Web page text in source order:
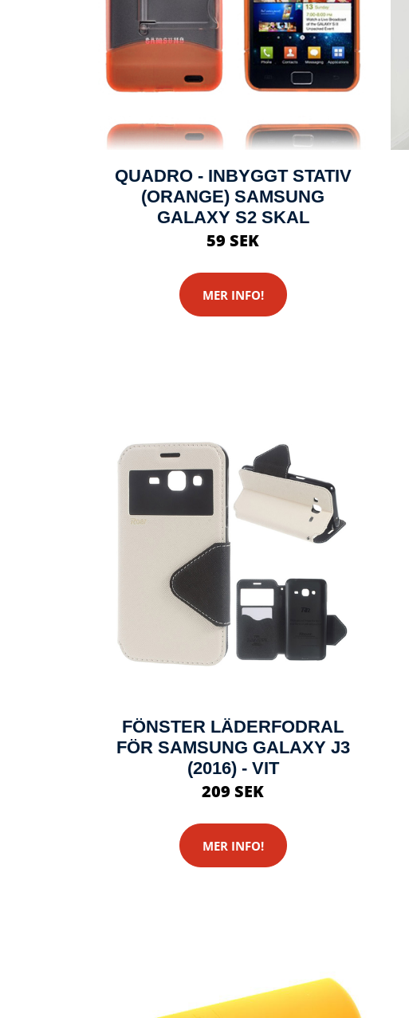
QUADRO - INBYGGT STATIV
(ORANGE) SAMSUNG
GALAXY S2 SKAL
59 SEK
MER INFO!
FÖNSTER LÄDERFODRAL
FÖR SAMSUNG GALAXY J3
(2016) - VIT
209 SEK
MER INFO!